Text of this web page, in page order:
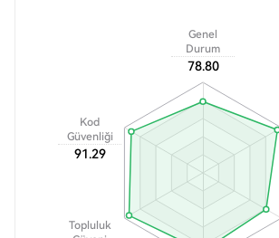
Genel
Durum
78.80
Kod
Güvenliği
91.29
Topluluk